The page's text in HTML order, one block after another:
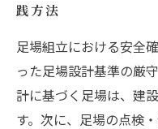
践方法
足場組立における安全
った足場設計基準の厳
計に基づく足場は、建
す。次に、足場の点検